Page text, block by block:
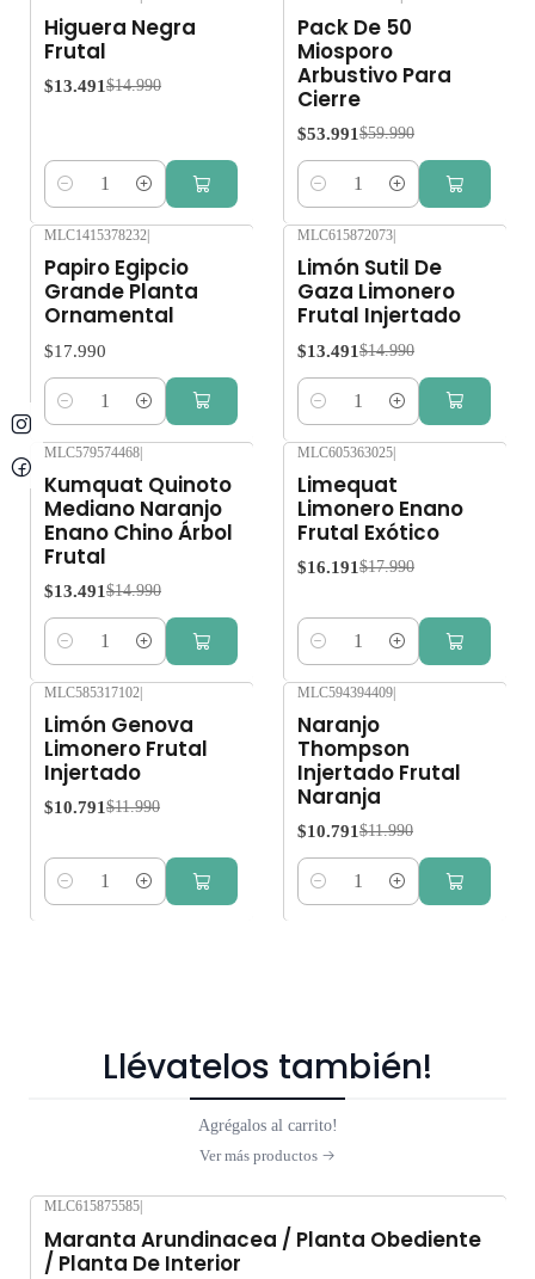
Higuera Negra
Frutal
$13.491 $14.990
Cantidad
Pack De 50
Miosporo
Arbustivo Para
Cierre
$53.991 $59.990
Cantidad
MLC1415378232
Papiro Egipcio
Grande Planta
Ornamental
$17.990
Cantidad
MLC615872073
Limón Sutil De
Gaza Limonero
Frutal Injertado
$13.491 $14.990
Cantidad
MLC579574468|
Kumquat Quinoto
Mediano Naranjo
Enano Chino Árbol
Frutal
$13.491 $14.990
Cantidad
MLC605363025|
Limequat
Limonero Enano
Frutal Exótico
$16.191 $17.990
Cantidad
MLC585317102
Limón Genova
Limonero Frutal
Injertado
$10.791 $11.990
Cantidad
MLC594394409
Naranjo
Thompson
Injertado Frutal
Naranja
$10.791 $11.990
Cantidad
Llévatelos también!
Agrégalos al carrito!
Ver más productos
MLC615875585
Maranta Arundinacea / Planta Obediente
/ Planta De Interior